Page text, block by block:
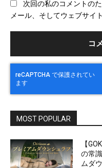
次回の私のコメントの
メール、そしてウェブサイ
MOST POPULAR
【
の常
ムダ